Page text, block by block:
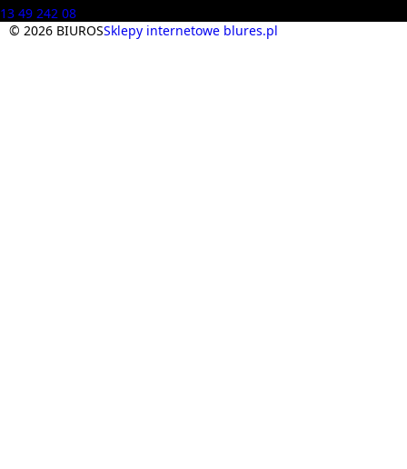
13 49 242 08
© 2026 BIUROSSklepy internetowe blures.pl